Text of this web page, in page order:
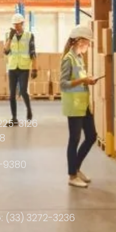
3126
3272-3236